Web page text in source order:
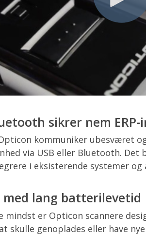
sikrer nem
kommuniker ubesværet
via USB eller Bluetooth. Det
i eksisterende systemer og
med lang batterilevetid
mindst er Opticon scannere
skulle genoplades eller have